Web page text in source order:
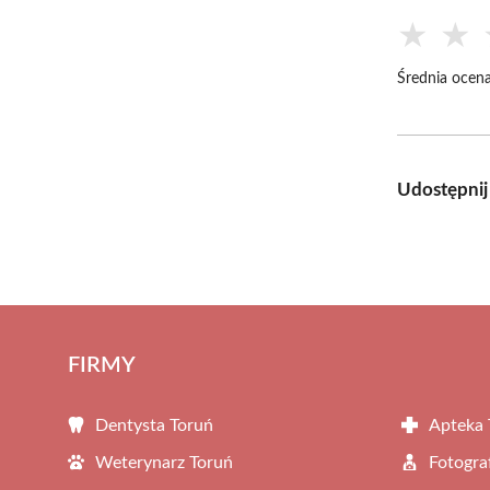
★ ★
Średnia
Udostępnij
FIRMY
Dentysta Toruń Apteka
Weterynarz Toruń